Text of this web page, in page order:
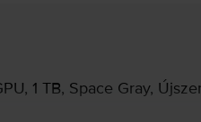
1 TB, Space Gray,